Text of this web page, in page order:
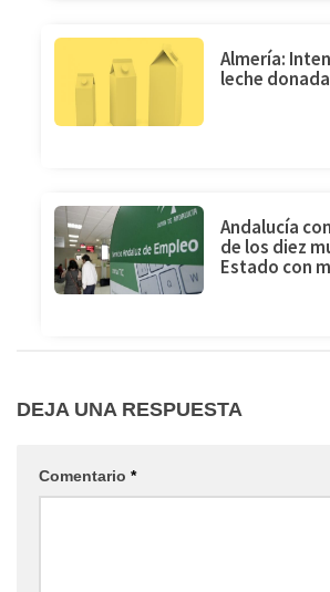
Almería:
leche
Andalucía
de los diez
Estado con
DEJA UNA RESPUESTA
Comentario *